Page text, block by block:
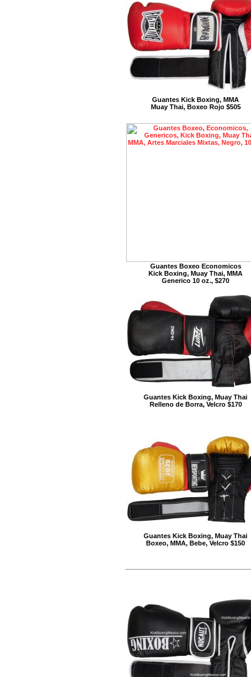
Guantes Kick Boxing, MMA
Muay Thai, Boxeo Rojo $505
Guantes Boxeo Economicos
Kick Boxing, Muay Thai, MMA
Generico 10 oz., $270
Guantes Kick Boxing, Muay Thai
Relleno de Borra, Velcro $170
Guantes Kick Boxing, Muay Thai
Boxeo, MMA, Bebe, Velcro $150